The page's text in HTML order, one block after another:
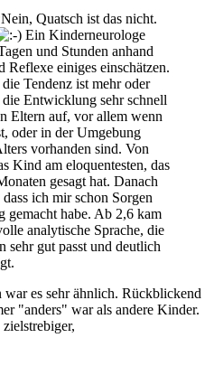
Nein, Quatsch ist das nicht.
Ein Kinderneurologe
und Stunden anhand
Reflexe einiges einschätzen.
Tendenz ist mehr oder
Entwicklung sehr schnell
Eltern auf, vor allem wenn
oder in der Umgebung
vorhanden sind. Von
Kind am eloquentesten, das
gesagt hat. Danach
ich mir schon Sorgen
gemacht habe. Ab 2,6 kam
analytische Sprache, die
sehr gut passt und deutlich
es sehr ähnlich. Rückblickend
"anders" war als andere Kinder.